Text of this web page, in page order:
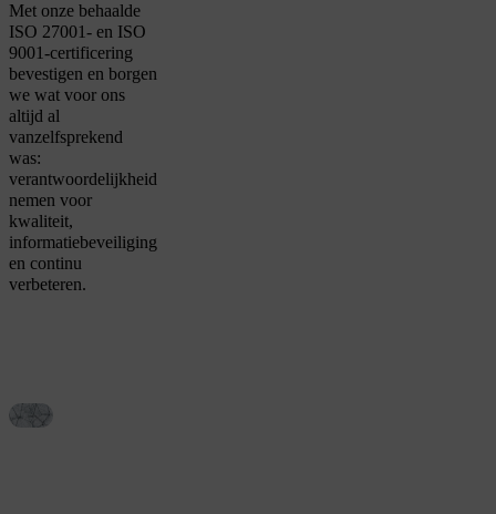
Met onze behaalde
ISO 27001- en ISO
9001-certificering
bevestigen en borgen
we wat voor ons
altijd al
vanzelfsprekend
was:
verantwoordelijkheid
nemen voor
kwaliteit,
informatiebeveiliging
en continu
verbeteren.